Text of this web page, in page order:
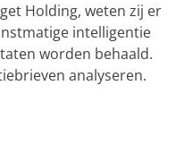
Holding, weten zij er
intelligentie
worden behaald.
analyseren.